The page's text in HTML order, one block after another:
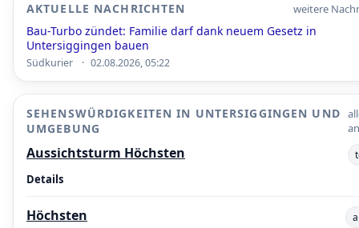
AKTUELLE NACHRICHTEN weitere
Bau-Turbo zündet: Familie darf dank neuem Gesetz in
Untersiggingen bauen
Südkurier · 02.08.2026, 05:22
SEHENSWÜRDIGKEITEN IN UNTERSIGGINGEN UND
UMGEBUNG
Aussichtsturm Höchsten
Details
Höchsten